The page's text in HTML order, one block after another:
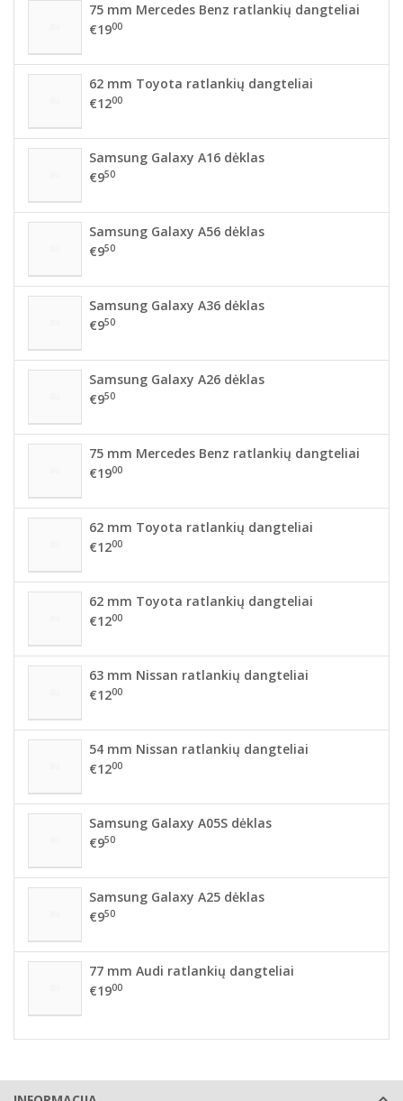
75 mm Mercedes Benz ratlankių dangteliai
€1900
62 mm Toyota ratlankių dangteliai
€1200
Samsung Galaxy A16 dėklas
€950
Samsung Galaxy A56 dėklas
€950
Samsung Galaxy A36 dėklas
€950
Samsung Galaxy A26 dėklas
€950
75 mm Mercedes Benz ratlankių dangteliai
€1900
62 mm Toyota ratlankių dangteliai
€1200
62 mm Toyota ratlankių dangteliai
€1200
63 mm Nissan ratlankių dangteliai
€1200
54 mm Nissan ratlankių dangteliai
€1200
Samsung Galaxy A05S dėklas
€950
Samsung Galaxy A25 dėklas
€950
77 mm Audi ratlankių dangteliai
€1900